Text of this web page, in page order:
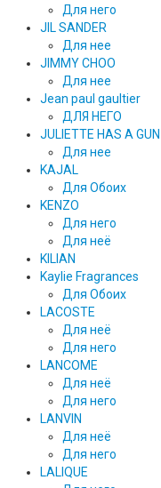
Для него
JIL SANDER
Для нее
JIMMY CHOO
Для нее
Jean paul gaultier
ДЛЯ НЕГО
JULIETTE HAS A GUN
Для нее
KAJAL
Для Обоих
KENZO
Для него
Для неё
KILIAN
Kaylie Fragrances
Для Обоих
LACOSTE
Для неё
Для него
LANCOME
Для неё
Для него
LANVIN
Для неё
Для него
LALIQUE